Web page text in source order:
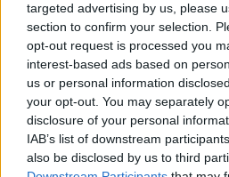
targeted advertising by us, please
section to confirm your selection.
opt-out request is processed you
interest-based ads based on
us or personal information
your opt-out. You may separately
disclosure of your personal
IAB’s list of downstream
also be disclosed by us to third